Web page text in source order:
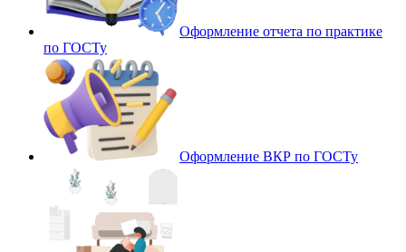
Оформление отчета по практике
по ГОСТу
Оформление ВКР по ГОСТу